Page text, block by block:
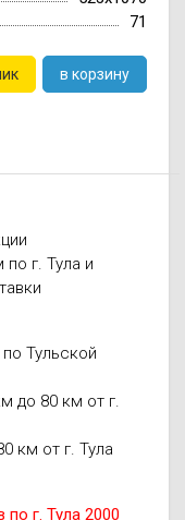
71
в корзину
г. Тула и
Тульской
до 80 км от г.
км от г. Тула
г. Тула 2000